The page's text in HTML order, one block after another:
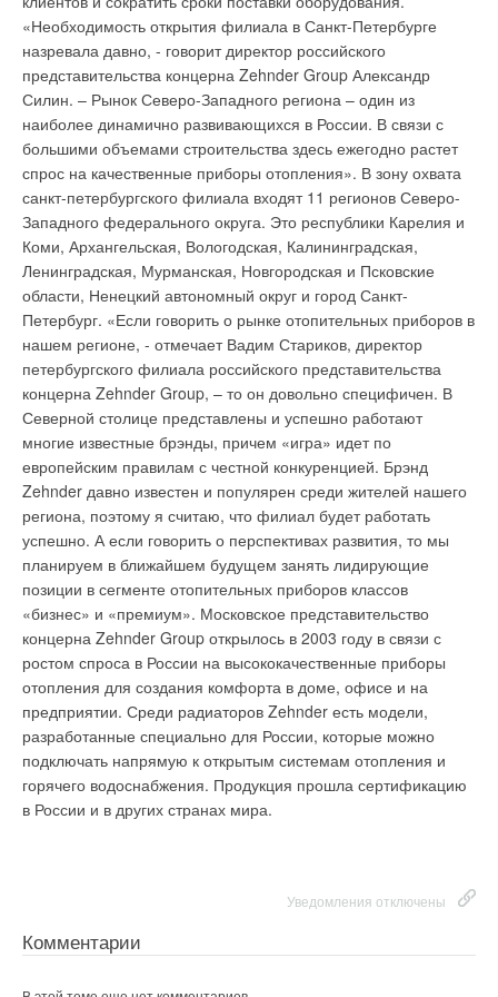
«Необходимость открытия филиала в Санкт-Петербурге
назревала давно, - говорит директор российского
представительства концерна Zehnder Group Александр
Силин. – Рынок Северо-Западного региона – один из
наиболее динамично развивающихся в России. В связи с
большими объемами строительства здесь ежегодно растет
спрос на качественные приборы отопления». В зону охвата
санкт-петербургского филиала входят 11 регионов Северо-
Западного федерального округа. Это республики Карелия и
Коми, Архангельская, Вологодская, Калининградская,
Ленинградская, Мурманская, Новгородская и Псковские
области, Ненецкий автономный округ и город Санкт-
Петербург. «Если говорить о рынке отопительных приборов в
нашем регионе, - отмечает Вадим Стариков, директор
петербургского филиала российского представительства
концерна Zehnder Group, – то он довольно специфичен. В
Северной столице представлены и успешно работают
многие известные брэнды, причем «игра» идет по
европейским правилам с честной конкуренцией. Брэнд
Zehnder давно известен и популярен среди жителей нашего
региона, поэтому я считаю, что филиал будет работать
успешно. А если говорить о перспективах развития, то мы
планируем в ближайшем будущем занять лидирующие
позиции в сегменте отопительных приборов классов
«бизнес» и «премиум». Московское представительство
концерна Zehnder Group открылось в 2003 году в связи с
ростом спроса в России на высококачественные приборы
отопления для создания комфорта в доме, офисе и на
предприятии. Среди радиаторов Zehnder есть модели,
разработанные специально для России, которые можно
подключать напрямую к открытым системам отопления и
горячего водоснабжения. Продукция прошла сертификацию
в России и в других странах мира.
Уведомления отключены
Комментарии
коммунального хозяйства Нижегородской области. В
соответствии с конкурсной документацией основной целью
перевода котельных на древесное топливо является
снижение затрат на производство теплоэнергии,
использования местных видов топлива, в том числе отходов
лесозаготовки, лесопиления и деревообработки, как
экологически чистого возобновляемого топлива для
теплоснабжения муниципальных объектов и жилья
населенных пунктов северных районов области. В рамках
разработки концепции должны быть также проведены оценка
инвестиций на ее реализацию и возможного срока
окупаемости, сравнительный анализ существующих норм
расхода топлива и намечаемых концепцией с учетом
существующих транспортных систем, оценка фактических
потерь теплоснабжения и их соответствие нормативам,
заложенным в топливные режимы для теплоисточников,
включенных в концепцию. Результаты конкурса станут
известны 19 октября 2007 года. Победитель конкурса должен
будет представить готовую концепцию 20 декабря. Как
сообщало ИА REGNUM, губернатор Валерий Шанцев ранее
заявлял, что масштабная газификация северных районов
Нижегородской области может оказаться неэффективной с
экономической точки зрения, так как там нет большого числа
потенциальных потребителей. По мнению губернатора, в
этих районах целесообразнее развивать альтернативные
виды энергетики.
Уведомления отключены
Комментарии
Ваше имя *
сектора» выступила П.М.Боцоха – эксперт-аналитик ICF
International. Представленная презентация явилась
результатом совместных работ ICF International и НП
«Росийское теплоснабжение» в рамках работы по проекту
««Преодоление барьеров на пути модернизации систем
контроля и управления теплоснабжающим сектором РФ
посредством внедрения механизмов гибкости Киотского
Протокола». В настоящий момент компания ICF International
и НП «РТ» активно сотрудничают в рамках работы по
проекту Global Opportunities Fund Правительства
Великобритании ««Преодоление барьеров на пути
модернизации систем контроля и управления
теплоснабжающим сектором РФ посредством внедрения
механизмов гибкости Киотского Протокола» Одной из задач
этого проекта являлась оценка существующих барьеров на
пути привлечения инвестиций в энергоэффективные проекты
сектора ЖКХ РФ. Компания ICF International совместно с НП
«РТ» провели семинар, куда были приглашены
представители теплоснабжающих организаций, финансовых
институтов и представители федеральных органов власти.
Так, в ходе совместных дискуссий были выделены
следующие барьеры: 1. Административный 2. Нормативно-
правовой 3. Информационный 4. Технико-технологический
5.Барьер, связанный с непониманием инвестора специфики
ЖКХ 1.Административный • Отсутствие согласованности
между федеральными и региональными органами власти
(наличие большого числа структурных подразделений по
ЖКХ при каждом фед.орг.власти) • Отсутствие опыта и
необходимых знаний, связанных с разработкой
инвестиционных проектов • Отсутствие стимула к
энергосбережению • Существующие нерешенные вопросы
собственности • Периодическая смена партнера -
перевыборы мэра • Убыточность предприятий
характер) • Отсутствие подзаконных актов к законам,
энергосбережению, так как нет четко прописанных